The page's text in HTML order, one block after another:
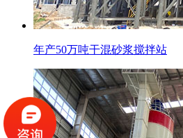
年产50万吨干混砂浆搅拌站